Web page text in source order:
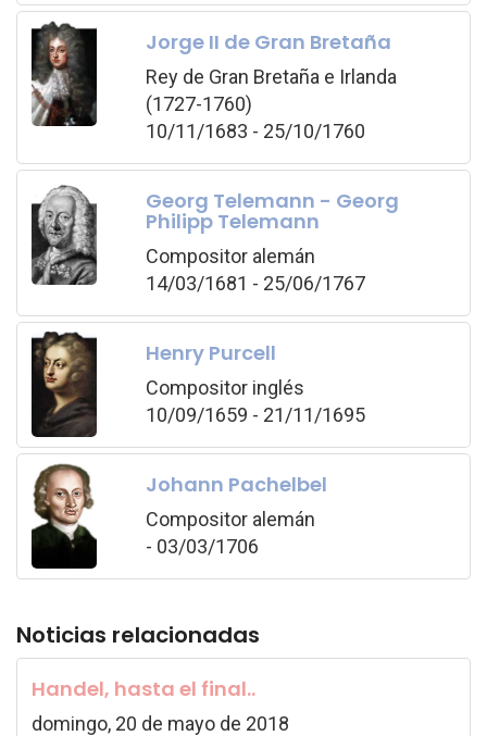
Jorge II de Gran Bretaña
Rey de Gran Bretaña e Irlanda
(1727-1760)
10/11/1683 - 25/10/1760
Georg Telemann - Georg
Philipp Telemann
Compositor alemán
14/03/1681 - 25/06/1767
Henry Purcell
Compositor inglés
10/09/1659 - 21/11/1695
Johann Pachelbel
Compositor alemán
- 03/03/1706
Noticias relacionadas
Handel, hasta el final..
domingo, 20 de mayo de 2018